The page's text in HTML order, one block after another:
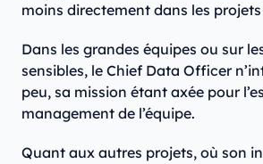
moins directement dans les
Dans les grandes équipes ou sur
sensibles, le Chief Data Officer
peu, sa mission étant axée pour
management de l’équipe.
Quant aux autres projets, où son